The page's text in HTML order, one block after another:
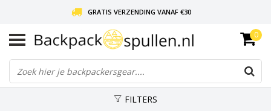
GRATIS VERZENDING VANAF €30
LIEFDE VOOR BACKPACKEN!
30 DAGEN GRATIS RETOUR
0
FILTERS